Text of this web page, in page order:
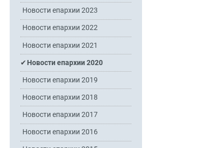
Новости епархии 2023
Новости епархии 2022
Новости епархии 2021
Новости епархии 2020
Новости епархии 2019
Новости епархии 2018
Новости епархии 2017
Новости епархии 2016